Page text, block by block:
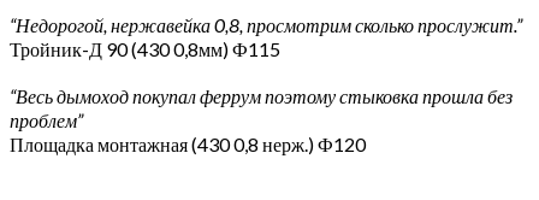
“Недорогой, нержавейка 0,8, просмотрим сколько прослужит.”
Тройник-Д 90 (430 0,8мм) Ф115
“Весь дымоход покупал феррум поэтому стыковка прошла без
проблем”
Площадка монтажная (430 0,8 нерж.) Ф120